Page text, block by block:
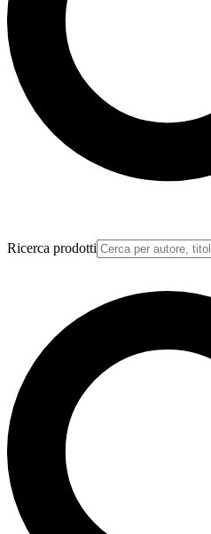
Ricerca prodotti